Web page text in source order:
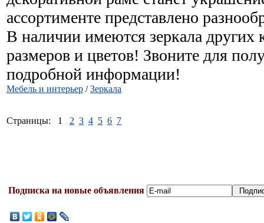
ассортименте представлено
В наличии имеются зеркала других
размеров и цветов! Звоните для
подробной информации!
Мебель и интерьер /Зеркала
Страницы: 1 2 3 4 5 6 7
Подписка на новые объявления